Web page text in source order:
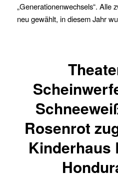
„Generationenwechsels“. Alle
neu gewählt, in diesem Jahr
Rosenrot
Kinderhaus